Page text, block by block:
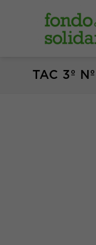
contenido
TAC 3º